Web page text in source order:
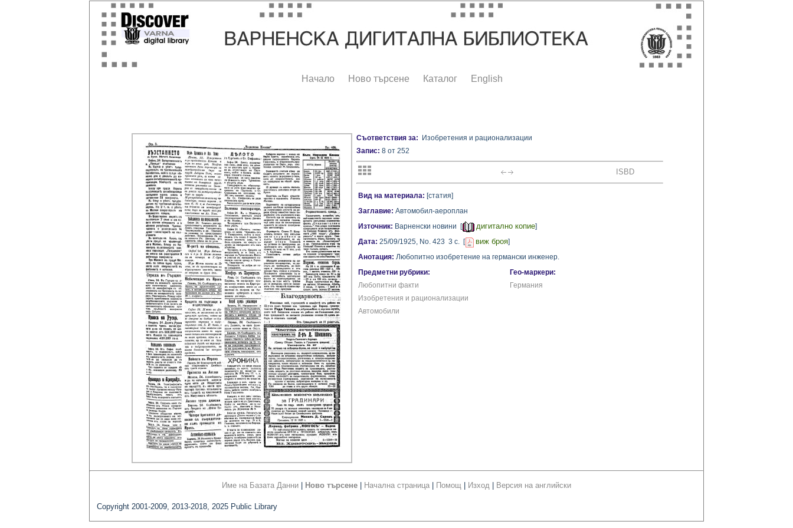
Начало Ново търсене Каталог English
Съответствия за: Изобретения и рационализации
Запис: 8 от 252
ISBD
Вид на материала: [статия]
Заглавие: Автомобил-аероплан
Източник: Варненски новини [ дигитално копие]
Дата: 25/09/1925, No. 423 3 с. [ виж броя]
Анотация: Любопитно изобретение на германски инженер.
Предметни рубрики:
Любопитни факти
Изобретения и рационализации
Автомобили
Гео-маркери:
Германия
Име на Базата Данни Ново търсене Начална страница Помощ Изход Версия на английски
Copyright 2001-2009, 2013-2018, 2025 Public Library